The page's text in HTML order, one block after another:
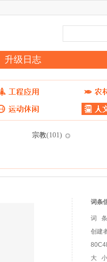
升级日志
宗教(101)
词条
词
创建
大